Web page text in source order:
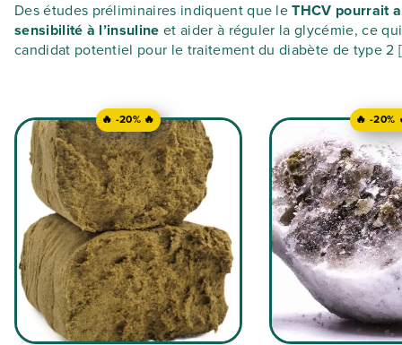
Des études préliminaires indiquent que le THCV pourrait
sensibilité à l’insuline et aider à réguler la glycémie, ce
candidat potentiel pour le traitement du diabète de type 2 [
🔥 -20% 🔥 🔥 -20%